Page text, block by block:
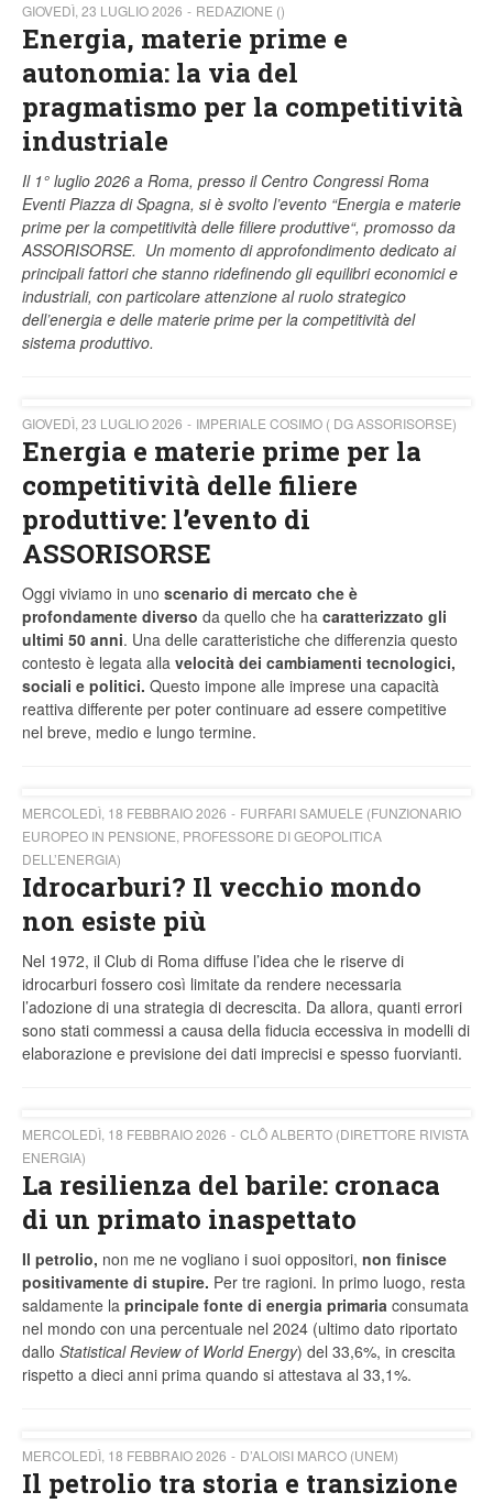
GIOVEDÌ, 23 LUGLIO 2026 REDAZIONE ()
Energia, materie prime e
autonomia: la via del
pragmatismo per la competitività
industriale
Il 1° luglio 2026 a Roma, presso il Centro Congressi Roma
Eventi Piazza di Spagna, si è svolto l’evento “Energia e materie
prime per la competitività delle filiere produttive“, promosso da
ASSORISORSE. Un momento di approfondimento dedicato ai
principali fattori che stanno ridefinendo gli equilibri economici e
industriali, con particolare attenzione al ruolo strategico
dell’energia e delle materie prime per la competitività del
sistema produttivo.
GIOVEDÌ, 23 LUGLIO 2026 IMPERIALE COSIMO ( DG ASSORISORSE)
Energia e materie prime per la
competitività delle filiere
produttive: l’evento di
ASSORISORSE
Oggi viviamo in uno scenario di mercato che è
profondamente diverso da quello che ha caratterizzato gli
ultimi 50 anni. Una delle caratteristiche che differenzia questo
contesto è legata alla velocità dei cambiamenti tecnologici,
sociali e politici. Questo impone alle imprese una capacità
reattiva differente per poter continuare ad essere competitive
nel breve, medio e lungo termine.
MERCOLEDÌ, 18 FEBBRAIO 2026
FURFARI SAMUELE (FUNZIONARIO
EUROPEO IN PENSIONE, PROFESSORE DI GEOPOLITICA
DELL’ENERGIA)
Idrocarburi? Il vecchio mondo
non esiste più
Nel 1972, il Club di Roma diffuse l’idea che le riserve di
idrocarburi fossero così limitate da rendere necessaria
l’adozione di una strategia di decrescita. Da allora, quanti errori
sono stati commessi a causa della fiducia eccessiva in modelli di
elaborazione e previsione dei dati imprecisi e spesso fuorvianti.
MERCOLEDÌ, 18 FEBBRAIO 2026
CLÔ ALBERTO (DIRETTORE RIVISTA
ENERGIA)
La resilienza del barile: cronaca
di un primato inaspettato
Il petrolio, non me ne vogliano i suoi oppositori, non finisce
positivamente di stupire. Per tre ragioni. In primo luogo, resta
saldamente la principale fonte di energia primaria consumata
nel mondo con una percentuale nel 2024 (ultimo dato riportato
dallo Statistical Review of World Energy) del 33,6%, in crescita
rispetto a dieci anni prima quando si attestava al 33,1%.
MERCOLEDÌ, 18 FEBBRAIO 2026 D’ALOISI MARCO (UNEM)
Il petrolio tra storia e transizione